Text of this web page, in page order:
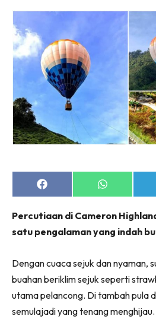
Share
on
Share
on
Percutiaan di Cameron
satu pengalaman yang indah
Dengan cuaca sejuk dan nyaman,
buahan beriklim sejuk seperti
utama pelancong. Di tambah pula
semulajadi yang tenang menghijau.